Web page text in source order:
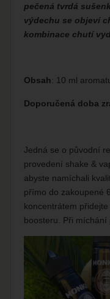
pečená tvrdá
výdechu se objeví
kombinace chutí
Obsah: 10 ml
Doporučená doba
Jedná se o původní
provedení shake &
abyste namíchali
přímo do zakoupené
koncentrátem
boosteru. Při míchání